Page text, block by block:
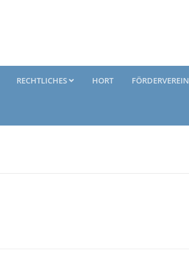
RECHTLICHES HORT FÖRDERVEREIN